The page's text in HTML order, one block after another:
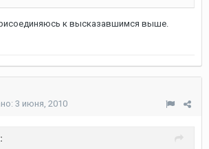
к высказавшимся выше.
3 июня, 2010